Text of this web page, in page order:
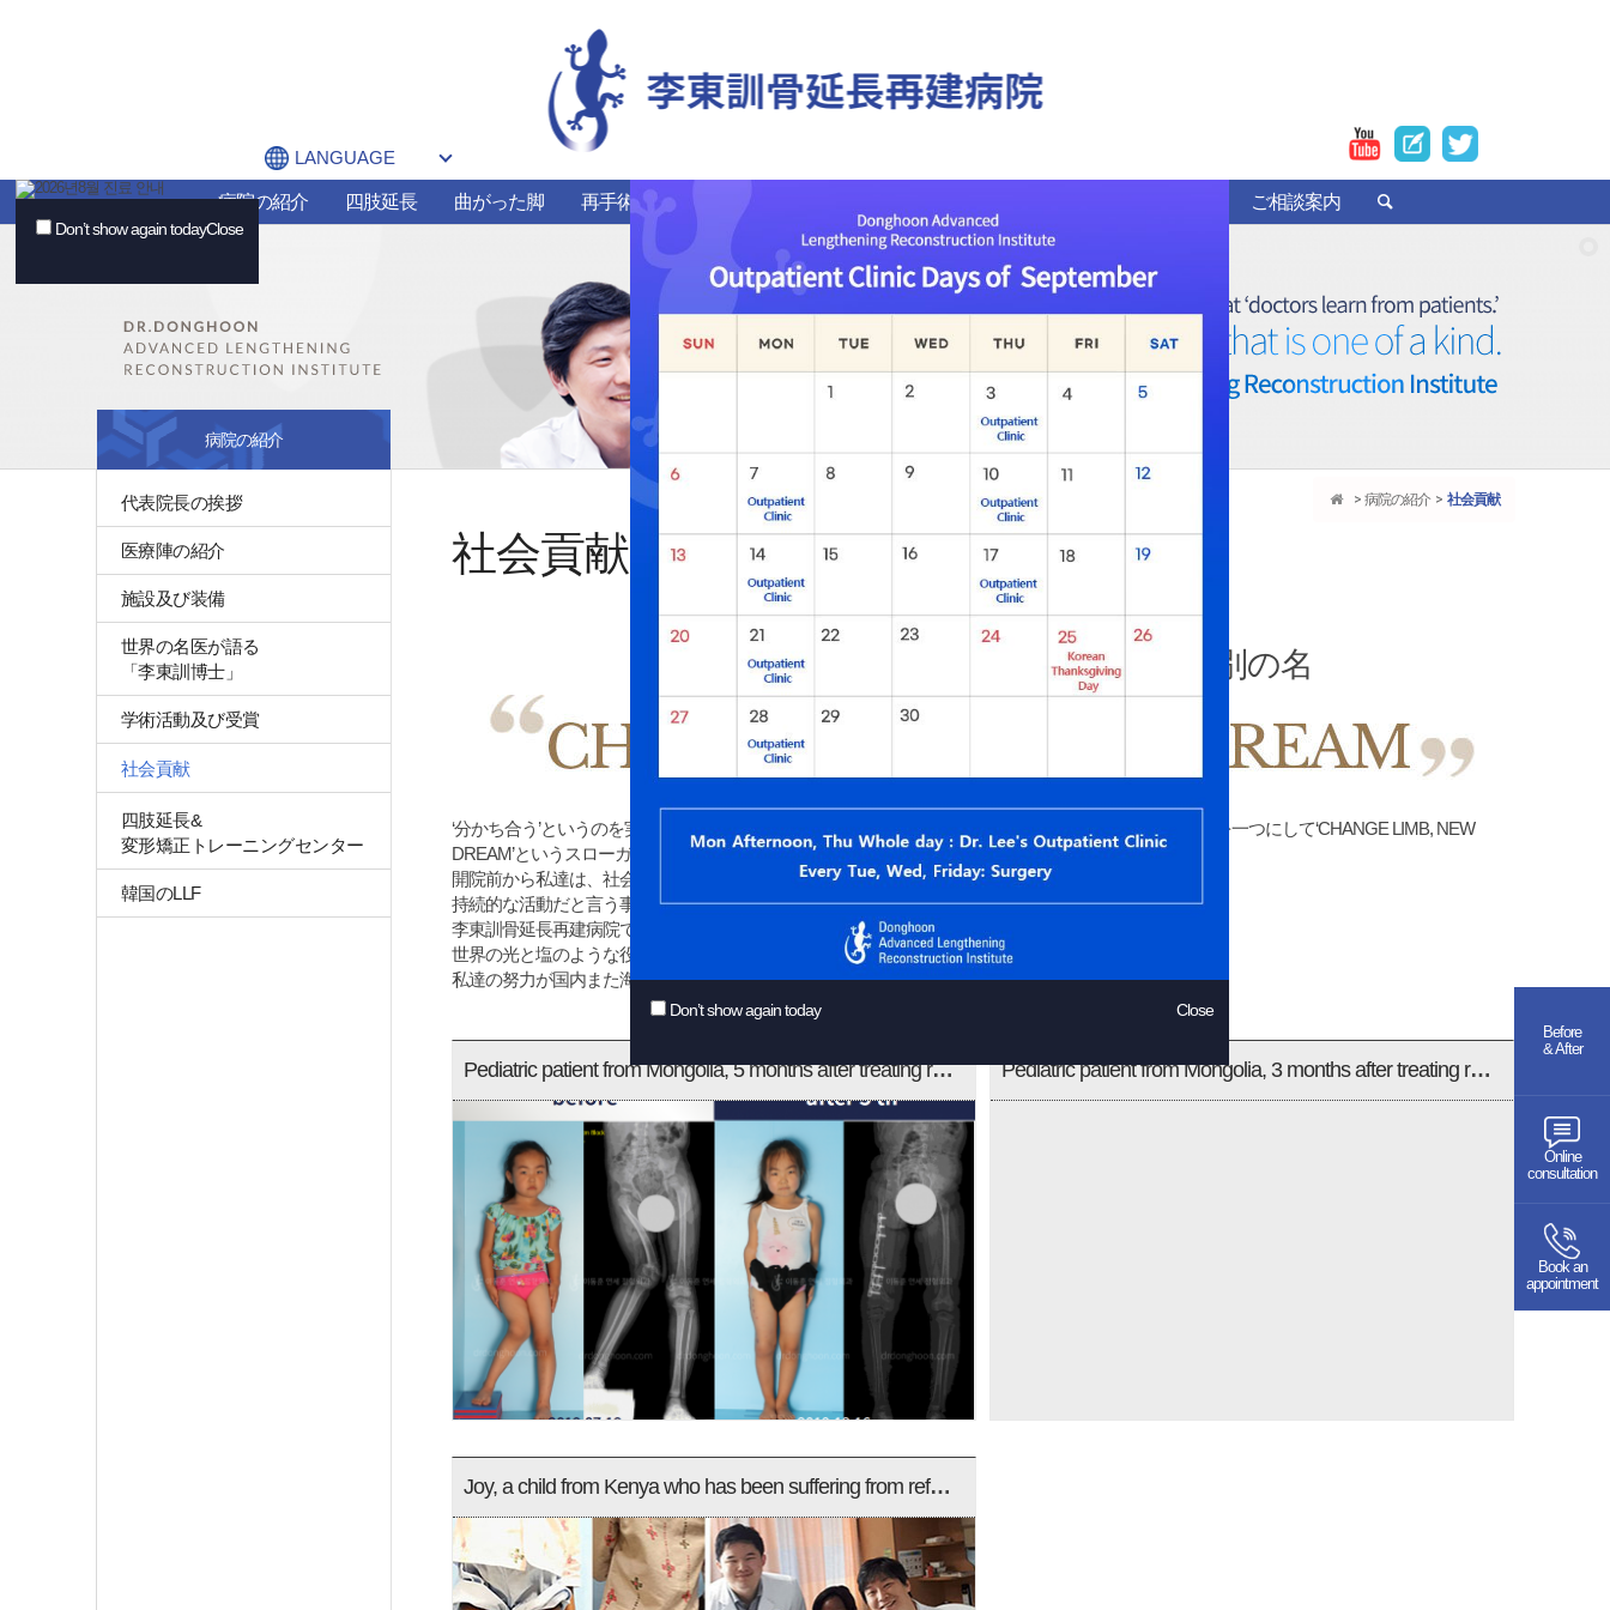
Don’t show again todayClose
Don’t show again today Close
LANGUAGE
病院の紹介 四肢延長 曲がった脚 再手術 希少難治性疾患 ご相談案内
病院の紹介 社会貢献
社会貢献
李東訓骨延長再建病院 社会貢献のまた別の名
‘分かち合う’というのを実行しながら、世界と共に呼吸する 李東訓骨延長再建病院は、全職員たちが心を一つにして‘CHANGE LIMB, NEW
DREAM’というスローガンを基に
開院前から私達は、社会貢献活動が一時的なイベントではなく体系的、
持続的な活動だと言う事を認識しながら暖かい社会を作る為に努力しています。
李東訓骨延長再建病院でおこなわれる‘CHANGE LIMB, NEW DREAM’の 暖かい社会貢献活動が、
世界の光と塩のような役割を果たせるように願いながら
私達の努力が国内また海外にまで届くようにベストを尽くします。
Pediatric patient from Mongolia, 5 months after treating rare and refractory defomity + leg length discrepancy Pediatric patient from Mongolia, 3 months after treating rare and refractory deformity + leg length discrepancy
Joy, a child from Kenya who has been suffering from refractory disease
病院の紹介
代表院長の挨拶
医療陣の紹介
施設及び装備
世界の名医が語る
「李東訓博士」
学術活動及び受賞
社会貢献
四肢延長&
変形矯正トレーニングセンター
韓国のLLF
Before
& After
Online
consultation
Book an
appointment